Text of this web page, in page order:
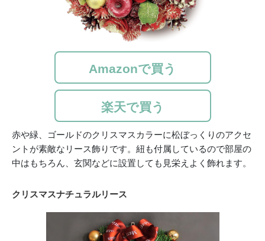
Amazonで買う
楽天で買う
赤や緑、ゴールドのクリスマスカラーに松ぼっくりのアクセ
ントが素敵なリース飾りです。紐も付属しているので部屋の
中はもちろん、玄関などに設置しても見栄えよく飾れます。
クリスマスナチュラルリース